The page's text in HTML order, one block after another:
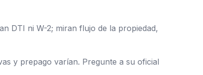
DTI ni W-2; miran flujo de la propiedad,
y prepago varían. Pregunte a su oficial